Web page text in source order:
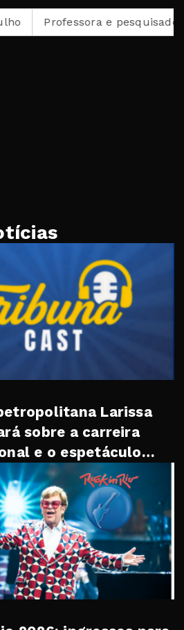
e pesquisadora petropolitana
Larissa
sobre a carreira
e o espetáculo
Mundo” no “Trib...